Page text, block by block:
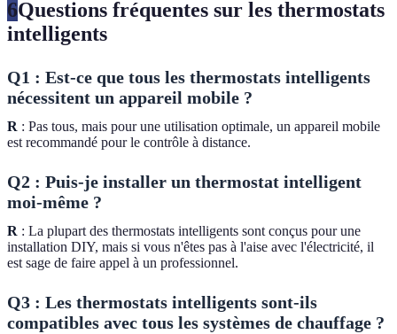
6Questions fréquentes sur les thermostats
intelligents
Q1 : Est-ce que tous les thermostats intelligents
nécessitent un appareil mobile ?
R : Pas tous, mais pour une utilisation optimale, un appareil mobile
est recommandé pour le contrôle à distance.
Q2 : Puis-je installer un thermostat intelligent
moi-même ?
R : La plupart des thermostats intelligents sont conçus pour une
installation DIY, mais si vous n'êtes pas à l'aise avec l'électricité, il
est sage de faire appel à un professionnel.
Q3 : Les thermostats intelligents sont-ils
compatibles avec tous les systèmes de chauffage ?